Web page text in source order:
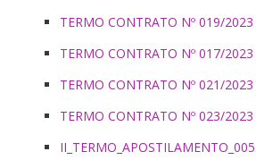
TERMO CONTRATO Nº 019/2023
TERMO CONTRATO Nº 017/2023
TERMO CONTRATO Nº 021/2023
TERMO CONTRATO Nº 023/2023
II_TERMO_APOSTILAMENTO_005